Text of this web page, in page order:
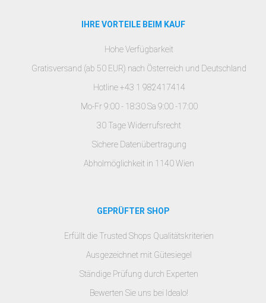
IHRE VORTEILE BEIM KAUF
Hohe Verfügbarkeit
Gratisversand (ab 50 EUR) nach Österreich und Deutschland
Hotline +43 1 982417414
Mo-Fr 9:00 - 18:30 Sa 9:00 -17:00
30 Tage Widerrufsrecht
Sichere Datenübertragung
Abholmöglichkeit in 1140 Wien
GEPRÜFTER SHOP
Erfüllt die Trusted Shops Qualitätskriterien
Ausgezeichnet mit Gütesiegel
Ständige Prüfung durch Experten
Bewerten Sie uns bei Idealo!